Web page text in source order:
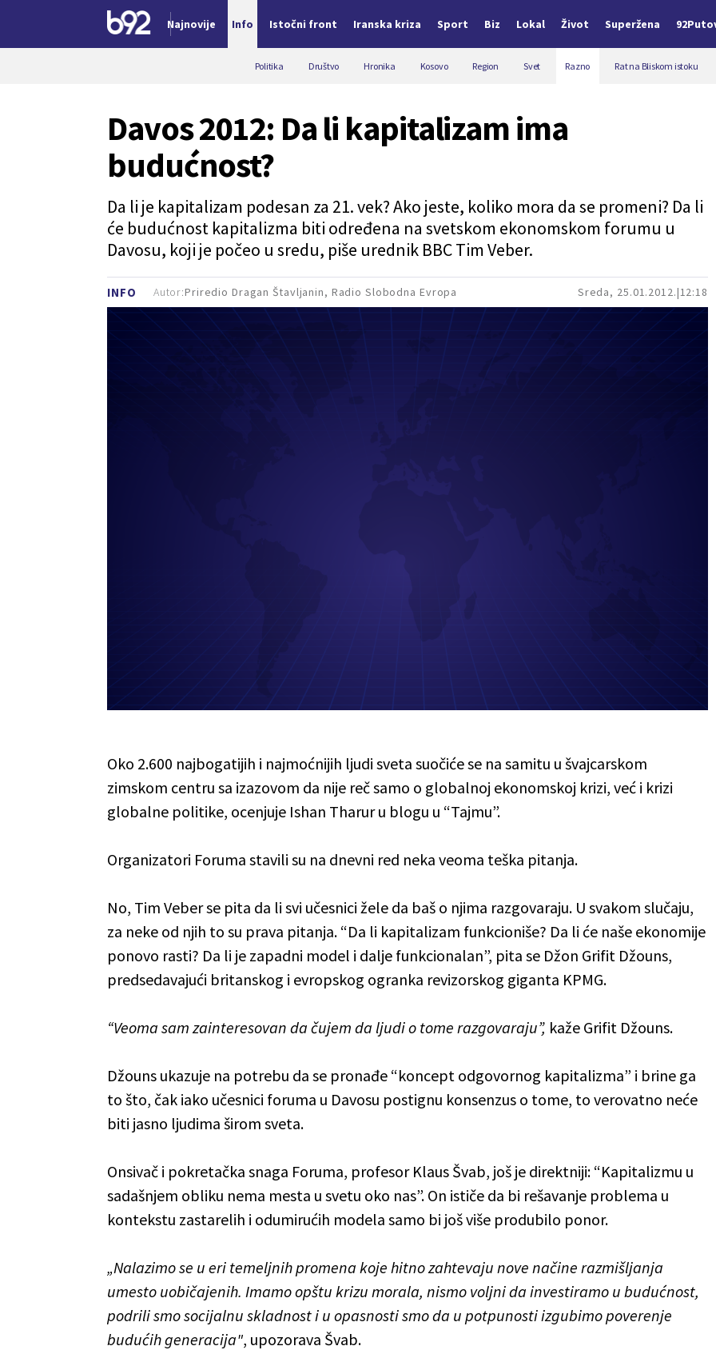
Najnovije Info Istočni front Iranska kriza Sport Biz Lokal Život Superžena
Politika Društvo Hronika Kosovo Region Svet Razno Rat na Bliskom istoku
INFO Sreda, 25.01.2012. 12:18
Davos 2012: Da li kapitalizam ima
budućnost?
Da li je kapitalizam podesan za 21. vek? Ako jeste, koliko mora da se promeni? Da li
će budućnost kapitalizma biti određena na svetskom ekonomskom forumu u
Davosu, koji je počeo u sredu, piše urednik BBCTim Veber.
Autor:Priredio Dragan Štavljanin, Radio Slobodna Evropa
Oko 2.600 najbogatijih i najmoćnijih ljudi sveta suočiće se na samitu u švajcarskom
zimskom centru sa izazovom da nije reč samo o globalnoj ekonomskoj krizi, već i krizi
globalne politike, ocenjuje Ishan Tharur u blogu u “Tajmu”.
Organizatori Foruma stavili su na dnevni red neka veoma teška pitanja.
No, Tim Veber se pita da li svi učesnici žele da baš o njima razgovaraju. U svakom slučaju,
za neke od njih to su prava pitanja. “Da li kapitalizam funkcioniše? Da li će naše ekonomije
ponovo rasti? Da li je zapadni model i dalje funkcionalan”, pita se Džon Grifit Džouns,
predsedavajući britanskog i evropskog ogranka revizorskog giganta KPMG.
“Veoma sam zainteresovan da čujem da ljudi o tome razgovaraju”, kaže Grifit Džouns.
Džouns ukazuje na potrebu da se pronađe “koncept odgovornog kapitalizma” i brine ga
to što, čak iako učesnici foruma u Davosu postignu konsenzus o tome, to verovatno neće
biti jasno ljudima širom sveta.
Onsivač i pokretačka snaga Foruma, profesor Klaus Švab, još je direktniji: “Kapitalizmu u
sadašnjem obliku nema mesta u svetu oko nas”. On ističe da bi rešavanje problema u
kontekstu zastarelih i odumirućih modela samo bi još više produbilo ponor.
„Nalazimo se u eri temeljnih promena koje hitno zahtevaju nove načine razmišljanja
umesto uobičajenih. Imamo opštu krizu morala, nismo voljni da investiramo u budućnost,
podrili smo socijalnu skladnost i u opasnosti smo da u potpunosti izgubimo poverenje
budućih generacija", upozorava Švab.